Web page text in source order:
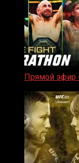
Прямой эфир